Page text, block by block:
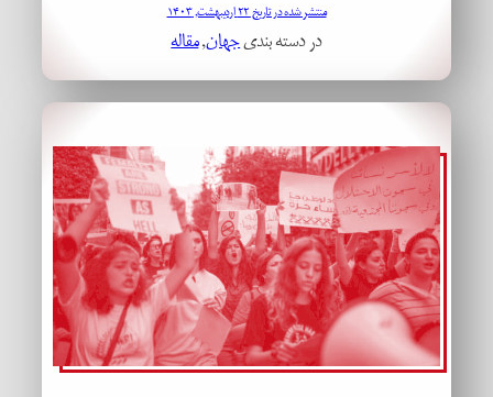
منتشر شده در تاریخ ۲۲ اردیبهشت, ۱۴۰۳
در دسته بندیجهان, مقاله